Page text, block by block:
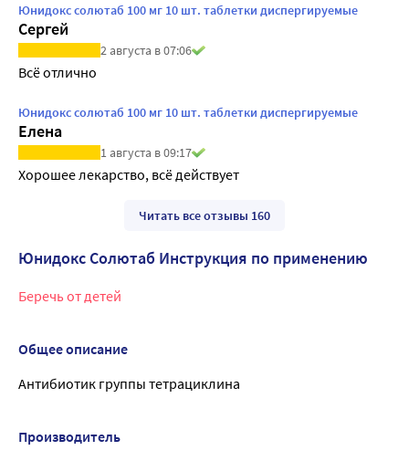
Юнидокс солютаб 100 мг 10 шт. таблетки диспергируемые
Сергей
2 августа в 07:06
Всё отлично
Юнидокс солютаб 100 мг 10 шт. таблетки диспергируемые
Елена
1 августа в 09:17
Хорошее лекарство, всё действует
Читать все отзывы 160
Юнидокс Солютаб Инструкция по применению
Беречь от детей
Общее описание
Антибиотик группы тетрациклина
Производитель